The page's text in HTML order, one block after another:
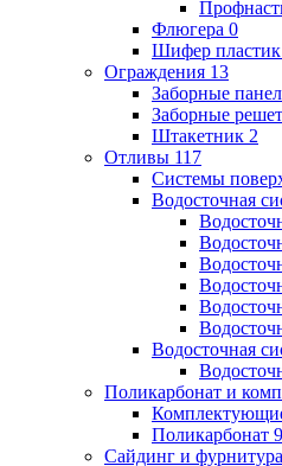
Флюгера 0
Шифер пластик
Ограждения 13
Заборные
Заборные
Штакетник 2
Отливы 117
Системы
Водосточная
Водосточная
Поликарбонат и
Поликарбонат 9
Сайдинг и фурнитура